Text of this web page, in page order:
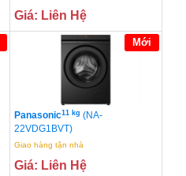
Giá: Liên Hệ
Mới
Panasonic11 kg (NA-
22VDG1BVT)
Giao hàng tận nhà
Giá: Liên Hệ